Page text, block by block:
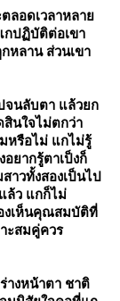
ตลอดเวลาหลา
กปฏิบัติต่อเขา
หลาน ส่วนเขา
จนลับตา แล้วยก
นใจไม่ตกว่า
หรือไม่ แกไม่รู้
ยากรู้ตาเป็งก็
าวทั้งสองเป็นไป
ล้ว แกก็ไม่
งเห็นคุณสมบัติที่
ะสมคู่ควร
งหน้าตา ชาติ